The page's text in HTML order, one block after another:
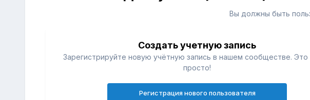
Вы должны быть
Создать учетную запись
Зарегистрируйте новую учётную запись в нашем сообществе. Это
просто!
Регистрация нового пользователя